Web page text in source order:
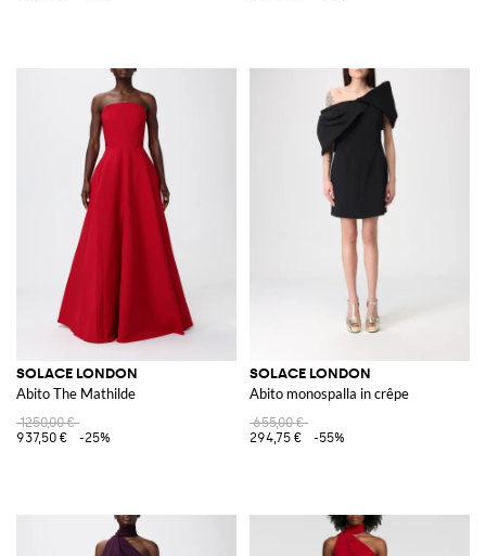
SOLACE LONDON
Abito The Mathilde
1250,00 €
937,50 €
-25%
SOLACE LONDON
Abito monospalla in crêpe
655,00 €
294,75 €
-55%